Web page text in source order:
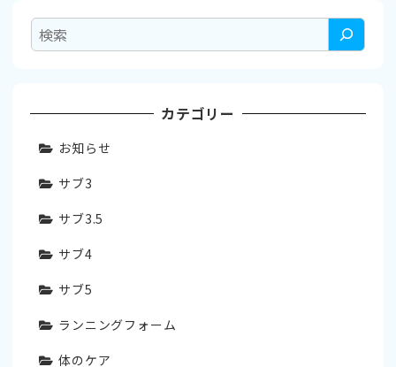
検
索
カテゴリー
お知らせ
サブ3
サブ3.5
サブ4
サブ5
ランニングフォーム
体のケア